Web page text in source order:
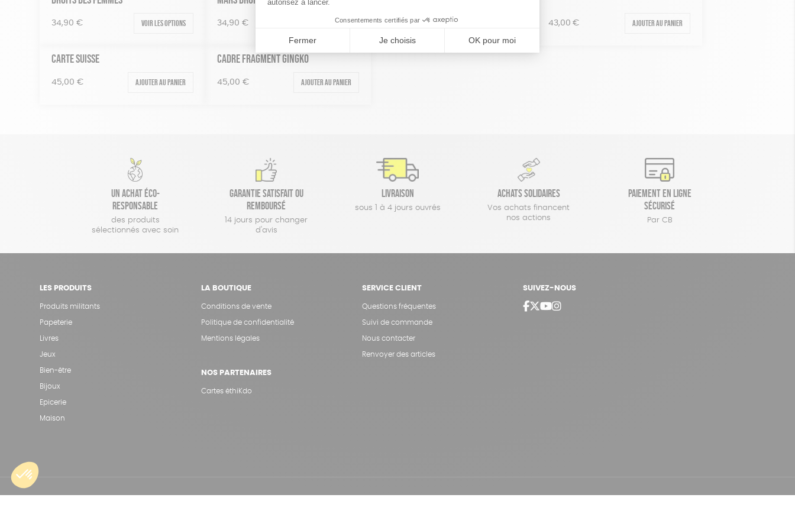
34,90 € Voir les options 34,90 € Voir les options 34,90 € 43,00 € Ajouter au panier
CARTE SUISSE
45,00 € Ajouter au panier
CADRE FRAGMENT GINGKO
45,00 € Ajouter au panier
Un achat éco-
responsable
des produits
sélectionnés avec soin
Garantie satisfait ou
remboursé
14 jours pour changer
d'avis
Livraison
sous 1 à 4 jours ouvrés
Achats solidaires
Vos achats financent
nos actions
Paiement en ligne
sécurisé
Par CB
LES PRODUITS
Produits militants
Papeterie
Livres
Jeux
Bien-être
Bijoux
Epicerie
Maison
LA BOUTIQUE
Conditions de vente
Politique de confidentialité
Mentions légales
NOS PARTENAIRES
Cartes éthiKdo
SERVICE CLIENT
Questions fréquentes
Suivi de commande
Nous contacter
Renvoyer des articles
SUIVEZ-NOUS